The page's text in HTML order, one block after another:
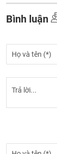
Bình luận